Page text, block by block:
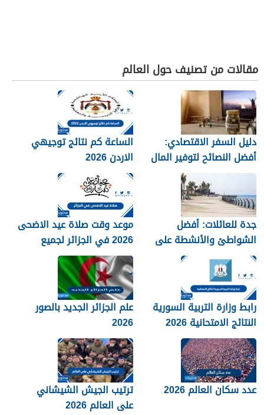
مقالات من تصنيف حول العالم
دليل السفر الاقتصادي:
أفضل النصائح لتوفير المال
الساعة كم نتائج توجيهي
الاردن 2026
جدة للعائلات: أفضل
الشواطئ والأنشطة على
كورنيش البحر الأحمر
موعد وقت صلاة عيد الاضحى
2026 في الجزائر لجميع
المحافظات بالتفصيل 1448
رابط وزارة التربية السورية
النتائج الامتحانية 2026
علم الجزائر الجديد بالصور
2026
عدد سكان العالم 2026
ترتيب الجيش الشيشاني
على العالم 2026